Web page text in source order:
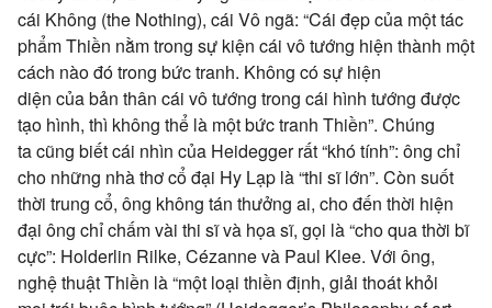
cái Không (the Nothing), cái Vô ngã: “Cái đẹp của mộttác
phẩmThiền nằm trong sự kiện cái vô tướng hiện thành một
cách nào đó trong bức tranh. Không có sự hiện
diện củabản thân cái vô tướng trong cái hình tướng được
tạo hình, thì không thể là mộtbức tranh Thiền”. Chúng
tacũng biết cái nhìn của Heidegger rất “khó tính”: ông chỉ
cho những nhà thơ cổ đại Hy Lạp là “thi sĩ lớn”. Còn suốt
thời trung cổ, ông không tán thưởng ai, cho đến thời hiện
đại ông chỉ chấm vài thi sĩ và họa sĩ, gọi là “cho qua thời bĩ
cực”: Holderlin Rilke, Cézanne và Paul Klee. Với ông,
nghệ thuật Thiền là “một loại thiền định, giải thoát khỏi